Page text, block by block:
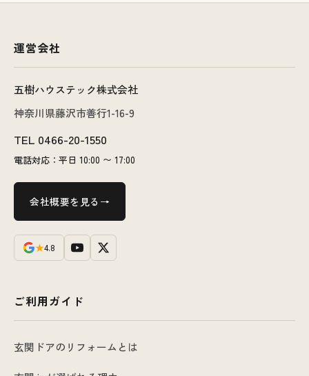
運営会社
五樹ハウステック株式会社
神奈川県藤沢市善行1-16-9
TEL 0466-20-1550
電話対応：平日 10:00 〜 17:00
会社概要を見る
★4.8
ご利用ガイド
玄関ドアのリフォームとは